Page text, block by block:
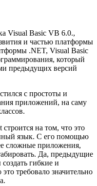
Visual Basic VB 6.0.,
и частью платформы
.NET, Visual Basic
который
предыдущих версий
с простоты и
приложений, на саму
на том, что это
язык. С его помощью
сложные приложения,
Да, предыдущие
гибкие и
требовало значительно